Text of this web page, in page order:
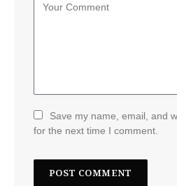
Save my name, email, and
for the next time I comment.